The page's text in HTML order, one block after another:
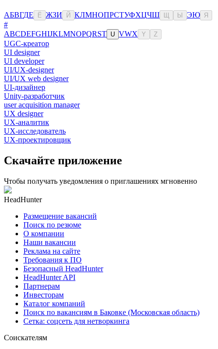
АБВГДЕ Ё ЖЗИ Й КЛМНОПРСТУФХЦЧШ Ы ЭЮ Я
#
ABCDEFGHIJKLMNOPQRST U VWX Y Z
UGC-креатор
UI designer
UI developer
UI/UX-designer
UI/UX web designer
UI-дизайнер
Unity-разработчик
user acquisition manager
UX designer
UX-аналитик
UX-исследователь
UX-проектировщик
Скачайте приложение
Чтобы получать уведомления о приглашениях мгновенно
HeadHunter
Размещение вакансий
Поиск по резюме
О компании
Наши вакансии
Реклама на сайте
Требования к ПО
Безопасный HeadHunter
HeadHunter API
Партнерам
Инвесторам
Каталог компаний
Поиск по вакансиям в Баковке (Московская область)
Сетка: соцсеть для нетворкинга
Соискателям